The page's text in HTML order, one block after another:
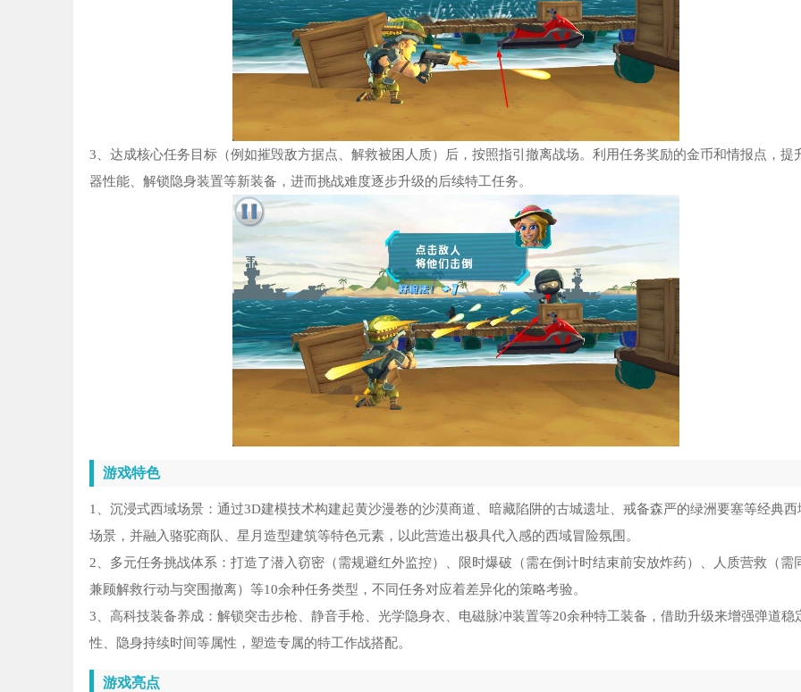
3、达成核心任务目标（例如摧毁敌方据点、解救被困人质）后，按照指引撤离战场。利用任务奖励的金币和情报点，提
器性能、解锁隐身装置等新装备，进而挑战难度逐步升级的后续特工任务。
游戏特色
1、沉浸式西域场景：通过3D建模技术构建起黄沙漫卷的沙漠商道、暗藏陷阱的古城遗址、戒备森严的绿洲要塞等经典西
场景，并融入骆驼商队、星月造型建筑等特色元素，以此营造出极具代入感的西域冒险氛围。
2、多元任务挑战体系：打造了潜入窃密（需规避红外监控）、限时爆破（需在倒计时结束前安放炸药）、人质营救（需
兼顾解救行动与突围撤离）等10余种任务类型，不同任务对应着差异化的策略考验。
3、高科技装备养成：解锁突击步枪、静音手枪、光学隐身衣、电磁脉冲装置等20余种特工装备，借助升级来增强弹道稳
性、隐身持续时间等属性，塑造专属的特工作战搭配。
游戏亮点